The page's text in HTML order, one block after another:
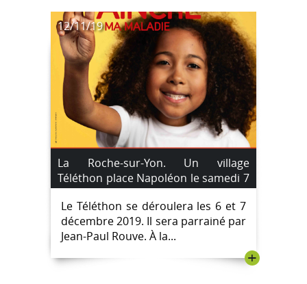
12/11/19
La Roche-sur-Yon. Un village
Téléthon place Napoléon le samedi 7
décembre 2019
Le Téléthon se déroulera les 6 et 7
décembre 2019. Il sera parrainé par
Jean-Paul Rouve. À la...
+